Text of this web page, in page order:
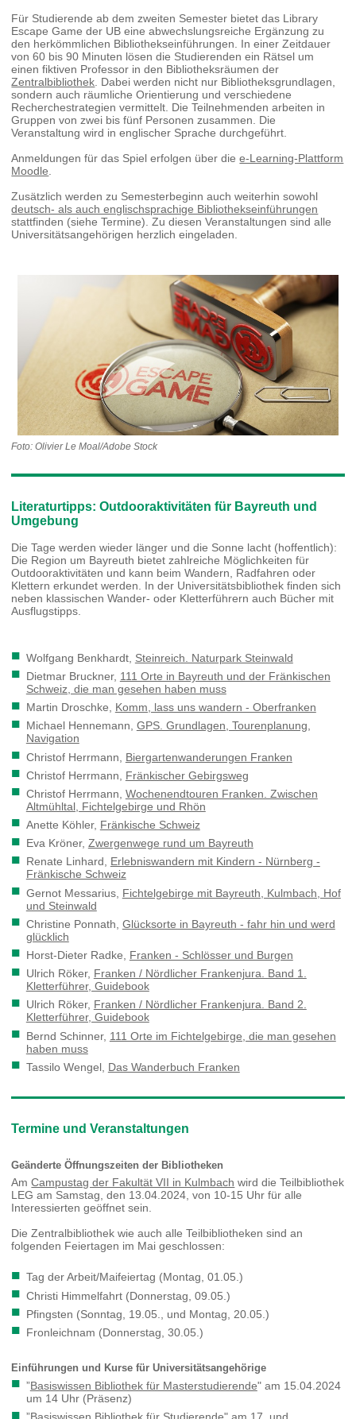
Für Studierende ab dem zweiten Semester bietet das Library
Escape Game der UB eine abwechslungsreiche Ergänzung zu
den herkömmlichen Bibliothekseinführungen. In einer Zeitdauer
von 60 bis 90 Minuten lösen die Studierenden ein Rätsel um
einen fiktiven Professor in den Bibliotheksräumen der
Zentralbibliothek . Dabei werden nicht nur Bibliotheksgrundlagen,
sondern auch räumliche Orientierung und verschiedene
Recherchestrategien vermittelt. Die Teilnehmenden arbeiten in
Gruppen von zwei bis fünf Personen zusammen. Die
Veranstaltung wird in englischer Sprache durchgeführt.
Anmeldungen für das Spiel erfolgen über diee-Learning-Plattform
Moodle
Zusätzlich werden zu Semesterbeginn auch weiterhin sowohl
deutsch- als auch englischsprachige Bibliothekseinführungen
stattfinden (siehe Termine). Zu diesen Veranstaltungen sind alle
Universitätsangehörigen herzlich eingeladen.
Foto: Olivier Le Moal/Adobe Stock
Literaturtipps: Outdooraktivitäten für Bayreuth und
Umgebung
Die Tage werden wieder länger und die Sonne lacht (hoffentlich):
Die Region um Bayreuth bietet zahlreiche Möglichkeiten für
Outdooraktivitäten und kann beim Wandern, Radfahren oder
Klettern erkundet werden. In der Universitätsbibliothek finden sich
neben klassischen Wander- oder Kletterführern auch Bücher mit
Ausflugstipps.
Wolfgang Benkhardt, Steinreich. Naturpark Steinwald
Dietmar Bruckner, 111 Orte in Bayreuth und der Fränkischen
Schweiz, die man gesehen haben muss
Martin Droschke, Komm, lass uns wandern - Oberfranken
Michael Hennemann, GPS. Grundlagen, Tourenplanung,
Navigation
Christof Herrmann, Biergartenwanderungen Franken
Christof Herrmann, Fränkischer Gebirgsweg
Christof Herrmann, Wochenendtouren Franken. Zwischen
Altmühltal, Fichtelgebirge und Rhön
Anette Köhler, Fränkische Schweiz
Eva Kröner, Zwergenwege rund um Bayreuth
Renate Linhard, Erlebniswandern mit Kindern - Nürnberg -
Fränkische Schweiz
Gernot Messarius, Fichtelgebirge mit Bayreuth, Kulmbach, Hof
und Steinwald
Christine Ponnath, Glücksorte in Bayreuth - fahr hin und werd
glücklich
Horst-Dieter Radke, Franken - Schlösser und Burgen
Ulrich Röker, Franken / Nördlicher Frankenjura. Band 1.
Kletterführer, Guidebook
Ulrich Röker, Franken / Nördlicher Frankenjura. Band 2.
Kletterführer, Guidebook
Bernd Schinner, 111 Orte im Fichtelgebirge, die man gesehen
haben muss
Tassilo Wengel, Das Wanderbuch Franken
Termine und Veranstaltungen
Geänderte Öffnungszeiten der Bibliotheken
AmCampustag der Fakultät VII in Kulmbach wird die Teilbibliothek
LEG am Samstag, den 13.04.2024, von 10-15 Uhr für alle
Interessierten geöffnet sein.
Die Zentralbibliothek wie auch alle Teilbibliotheken sind an
folgenden Feiertagen im Mai geschlossen:
Tag der Arbeit/Maifeiertag (Montag, 01.05.)
Christi Himmelfahrt (Donnerstag, 09.05.)
Pfingsten (Sonntag, 19.05., und Montag, 20.05.)
Fronleichnam (Donnerstag, 30.05.)
Einführungen und Kurse für Universitätsangehörige
”Basiswissen Bibliothek für Masterstudierende" am 15.04.2024
um 14 Uhr (Präsenz)